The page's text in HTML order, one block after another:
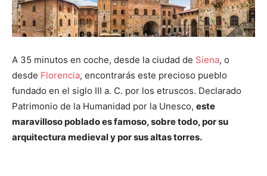
A 35 minutos en coche, desde la ciudad de Siena, o
desde Florencia, encontrarás este precioso pueblo
fundado en el siglo III a. C. por los etruscos. Declarado
Patrimonio de la Humanidad por la Unesco, este
maravilloso poblado es famoso, sobre todo, por su
arquitectura medieval y por sus altas torres.